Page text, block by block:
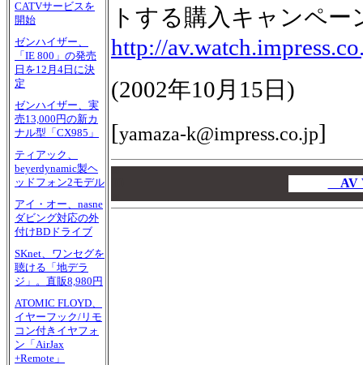
CATVサービスを
開始
ゼンハイザー、
「IE 800」の発売
日を12月4日に決
定
ゼンハイザー、実
売13,000円の新カ
ナル型「CX985」
ティアック、
beyerdynamic製ヘ
ッドフォン2モデル
アイ・オー、nasne
ダビング対応の外
付けBDドライブ
SKnet、ワンセグを
聴ける「地デラ
ジ」。直販8,980円
ATOMIC FLOYD、
イヤーフック/リモ
コン付きイヤフォ
ン「AirJax
+Remote」
トする購入キャンペー
http://
(2002年10月15日 )
[yamaza-k@impress.co.jp]
AV